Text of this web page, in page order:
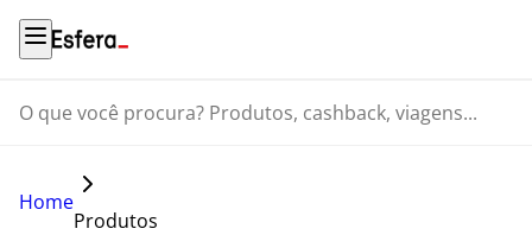
O que você procura? Produtos, cashback, viagens...
Home
Produtos